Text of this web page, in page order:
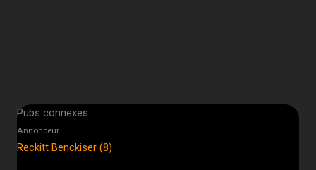
Pubs connexes
Annonceur
Reckitt Benckiser (8)